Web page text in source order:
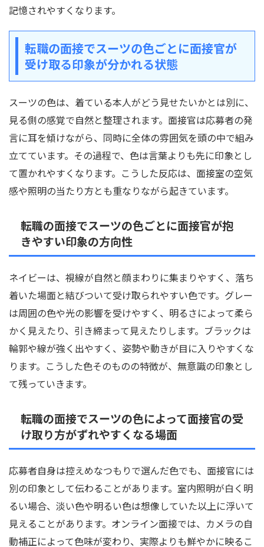
記憶されやすくなります。
転職の面接でスーツの色ごとに面接官が
受け取る印象が分かれる状態
スーツの色は、着ている本人がどう見せたいかとは別に、
見る側の感覚で自然と整理されます。面接官は応募者の発
言に耳を傾けながら、同時に全体の雰囲気を頭の中で組み
立てています。その過程で、色は言葉よりも先に印象とし
て置かれやすくなります。こうした反応は、面接室の空気
感や照明の当たり方とも重なりながら起きています。
転職の面接でスーツの色ごとに面接官が抱
きやすい印象の方向性
ネイビーは、視線が自然と顔まわりに集まりやすく、落ち
着いた場面と結びついて受け取られやすい色です。グレー
は周囲の色や光の影響を受けやすく、明るさによって柔ら
かく見えたり、引き締まって見えたりします。ブラックは
輪郭や線が強く出やすく、姿勢や動きが目に入りやすくな
ります。こうした色そのものの特徴が、無意識の印象とし
て残っていきます。
転職の面接でスーツの色によって面接官の受
け取り方がずれやすくなる場面
応募者自身は控えめなつもりで選んだ色でも、面接官には
別の印象として伝わることがあります。室内照明が白く明
るい場合、淡い色や明るい色は想像していた以上に浮いて
見えることがあります。オンライン面接では、カメラの自
動補正によって色味が変わり、実際よりも鮮やかに映るこ